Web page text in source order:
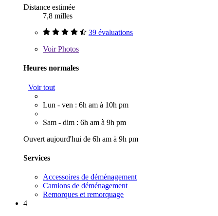
Distance estimée
7,8 milles
39 évaluations
VoirPhotos
Heures normales
Voir tout
Lun - ven : 6h am à 10h pm
Sam - dim : 6h am à 9h pm
Ouvert aujourd'hui de 6h am à 9h pm
Services
Accessoires de déménagement
Camions de déménagement
Remorques et remorquage
4